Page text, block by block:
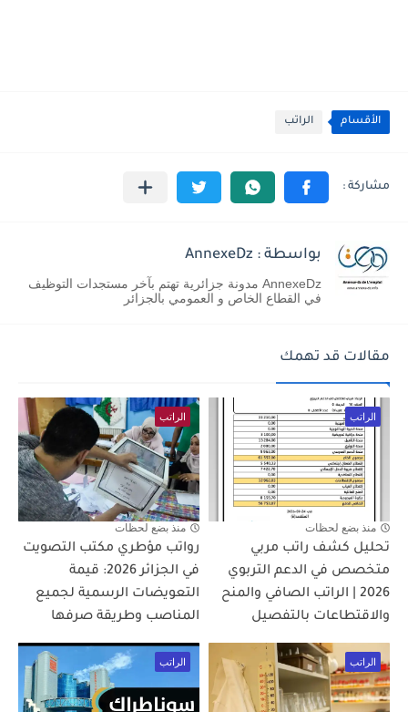
الأقسام الراتب
بواسطة : AnnexeDz
AnnexeDz مدونة جزائرية تهتم بآخر مستجدات التوظيف
في القطاع الخاص و العمومي بالجزائر
مقالات قد تهمك
الراتب
منذ بضع لحظات
تحليل كشف راتب مربي
متخصص في الدعم التربوي
2026 | الراتب الصافي والمنح
والاقتطاعات بالتفصيل
الراتب
منذ بضع لحظات
رواتب مؤطري مكتب التصويت
في الجزائر 2026: قيمة
التعويضات الرسمية لجميع
المناصب وطريقة صرفها
الراتب الراتب